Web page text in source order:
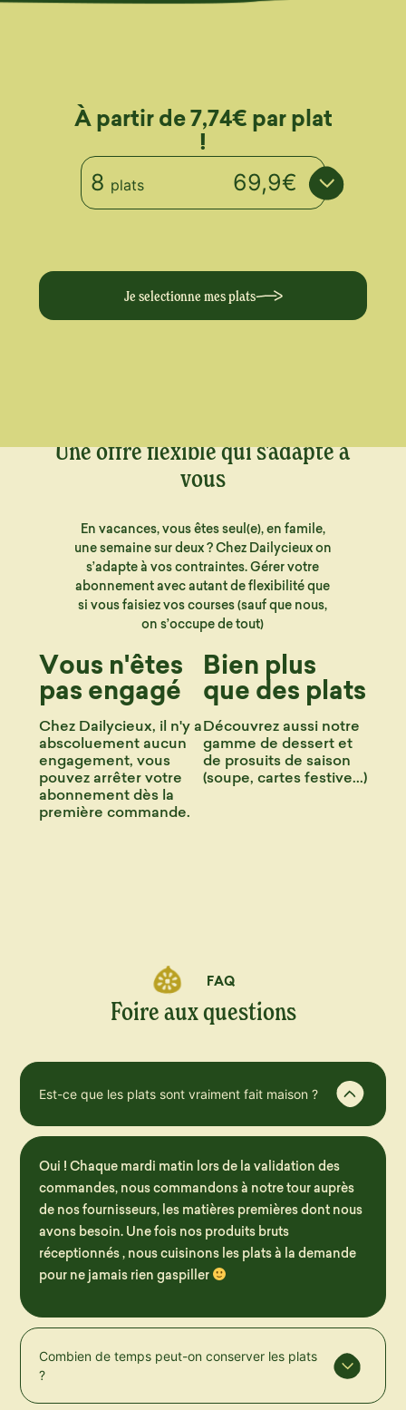
À partir de 7,74€ par plat
!
8 plats 69,9€
Je selectionne mes plats
Une offre flexible qui s'adapte à
vous
En vacances, vous êtes seul(e), en famile,
une semaine sur deux ? Chez Dailycieux on
s’adapte à vos contraintes. Gérer votre
abonnement avec autant de flexibilité que
si vous faisiez vos courses (sauf que nous,
on s’occupe de tout)
Vous n'êtes
pas engagé
Chez Dailycieux, il n'y a
abscoluement aucun
engagement, vous
pouvez arrêter votre
abonnement dès la
première commande.
Bien plus
que des plats
Découvrez aussi notre
gamme de dessert et
de prosuits de saison
(soupe, cartes festive...)
FAQ
Foire aux questions
Est-ce que les plats sont vraiment fait maison ?
Oui ! Chaque mardi matin lors de la validation des
commandes, nous commandons à notre tour auprès
de nos fournisseurs, les matières premières dont nous
avons besoin. Une fois nos produits bruts
réceptionnés , nous cuisinons les plats à la demande
pour ne jamais rien gaspiller
Combien de temps peut-on conserver les plats
?